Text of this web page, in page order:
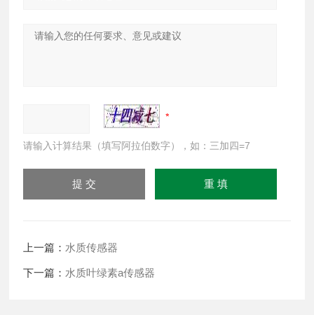
请输入计算结果（填写阿拉伯数字），如：三加四=7
上一篇：水质传感器
下一篇：水质叶绿素a传感器